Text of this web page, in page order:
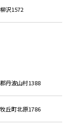
沢1572
丹波山村1388
丘町北原1786